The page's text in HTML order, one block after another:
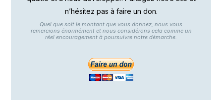
n’hésitez pas à faire un don.
Quel que soit le montant que vous donnez, nous vous
remercions énormément et nous considérons cela comme un
réel encouragement à poursuivre notre démarche.